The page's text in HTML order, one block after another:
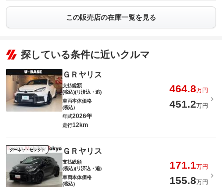
この販売店の在庫一覧を見る
探している条件に近いクルマ
ＧＲヤリス
支払総額
(税込)(リ済込・追)
464.8万円
車両本体価格
(税込)
451.2万円
年式2026年
走行12km
グーネットセレクト ＧＲヤリス
支払総額
(税込)(リ済込・追)
171.1万円
車両本体価格
(税込)
155.8万円